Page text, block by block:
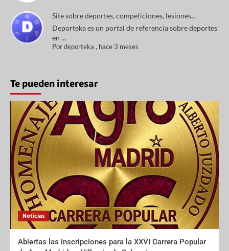
Site sobre deportes, competiciones, lesiones...
Deporteka es un portal de referencia sobre deportes
en ...
Pordeporteka , hace 3 meses
Te pueden interesar
Noticias
Abiertas las inscripciones para la XXVI Carrera Popular